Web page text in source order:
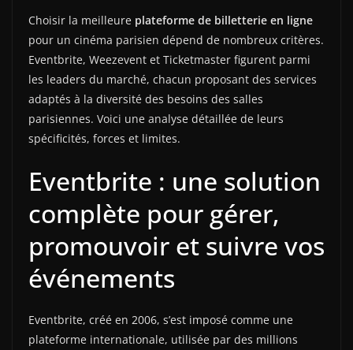
Choisir la meilleure plateforme de billetterie en ligne
pour un cinéma parisien dépend de nombreux critères.
Eventbrite, Weezevent et Ticketmaster figurent parmi
les leaders du marché, chacun proposant des services
adaptés à la diversité des besoins des salles
parisiennes. Voici une analyse détaillée de leurs
spécificités, forces et limites.
Eventbrite : une solution
complète pour gérer,
promouvoir et suivre vos
événements
Eventbrite, créé en 2006, s’est imposé comme une
plateforme internationale, utilisée par des millions